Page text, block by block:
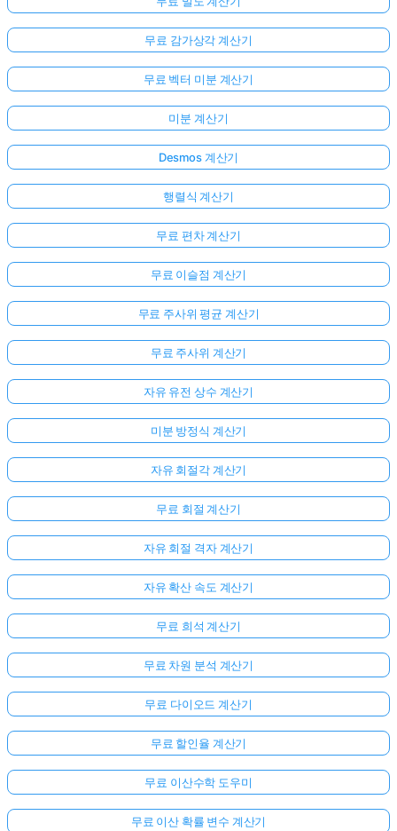
무료 감가상각 계산기
무료 벡터 미분 계산기
미분 계산기
Desmos 계산기
행렬식 계산기
무료 편차 계산기
무료 이슬점 계산기
무료 주사위 평균 계산기
무료 주사위 계산기
자유 유전 상수 계산기
미분 방정식 계산기
자유 회절각 계산기
무료 회절 계산기
자유 회절 격자 계산기
자유 확산 속도 계산기
무료 희석 계산기
무료 차원 분석 계산기
무료 다이오드 계산기
무료 할인율 계산기
무료 이산수학 도우미
무료 이산 확률 변수 계산기